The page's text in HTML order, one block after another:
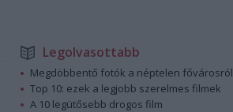
Legolvasottabb
Megdöbbentő fotók a néptelen fővárosról
Top 10: ezek a legjobb szerelmes filmek
A 10 legütősebb drogos film